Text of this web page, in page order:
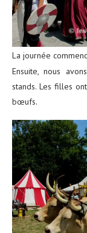
La journée
Ensuite, nous
stands. Les filles
bœufs.